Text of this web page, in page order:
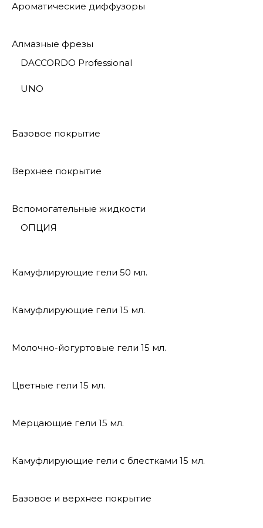
Ароматические диффузоры
Алмазные фрезы
DACCORDO Professional
UNO
Базовое покрытие
Верхнее покрытие
Вспомогательные жидкости
ОПЦИЯ
Камуфлирующие гели 50 мл.
Камуфлирующие гели 15 мл.
Молочно-йогуртовые гели 15 мл.
Цветные гели 15 мл.
Мерцающие гели 15 мл.
Камуфлирующие гели с блестками 15 мл.
Базовое и верхнее покрытие